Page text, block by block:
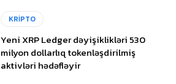
KRİPTO
Yeni XRP Ledger dəyişiklikləri 530
milyon dollarlıq tokenləşdirilmiş
aktivləri hədəfləyir